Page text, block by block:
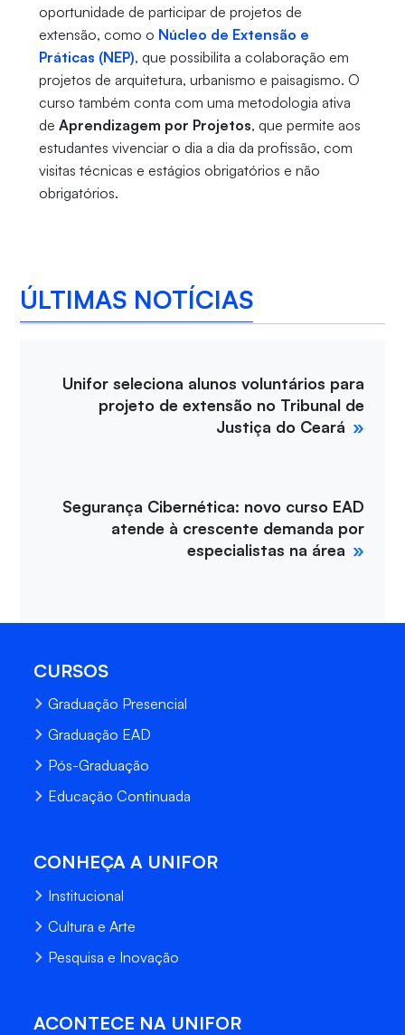
oportunidade de participar de projetos de
extensão, como o Núcleo de Extensão e
Práticas (NEP), que possibilita a colaboração em
projetos de arquitetura, urbanismo e paisagismo. O
curso também conta com uma metodologia ativa
de Aprendizagem por Projetos, que permite aos
estudantes vivenciar o dia a dia da profissão, com
visitas técnicas e estágios obrigatórios e não
obrigatórios.
ÚLTIMAS NOTÍCIAS
Unifor seleciona alunos voluntários para
projeto de extensão no Tribunal de
Justiça do Ceará
Segurança Cibernética: novo curso EAD
atende à crescente demanda por
especialistas na área
CURSOS
Graduação Presencial
Graduação EAD
Pós-Graduação
Educação Continuada
CONHEÇA A UNIFOR
Institucional
Cultura e Arte
Pesquisa e Inovação
ACONTECE NA UNIFOR